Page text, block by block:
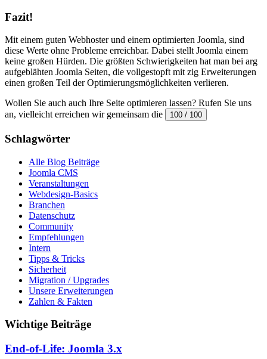
Fazit!
Mit einem guten Webhoster und einem optimierten Joomla, sind
diese Werte ohne Probleme erreichbar. Dabei stellt Joomla einem
keine großen Hürden. Die größten Schwierigkeiten hat man bei arg
aufgeblähten Joomla Seiten, die vollgestopft mit zig Erweiterungen
einen großen Teil der Optimierungsmöglichkeiten verlieren.
Wollen Sie auch auch Ihre Seite optimieren lassen? Rufen Sie uns
an, vielleicht erreichen wir gemeinsam die
100 / 100
Schlagwörter
Alle Blog Beiträge
Joomla CMS
Veranstaltungen
Webdesign-Basics
Branchen
Datenschutz
Community
Empfehlungen
Intern
Tipps & Tricks
Sicherheit
Migration / Upgrades
Unsere Erweiterungen
Zahlen & Fakten
Wichtige Beiträge
End-of-Life: Joomla 3.x